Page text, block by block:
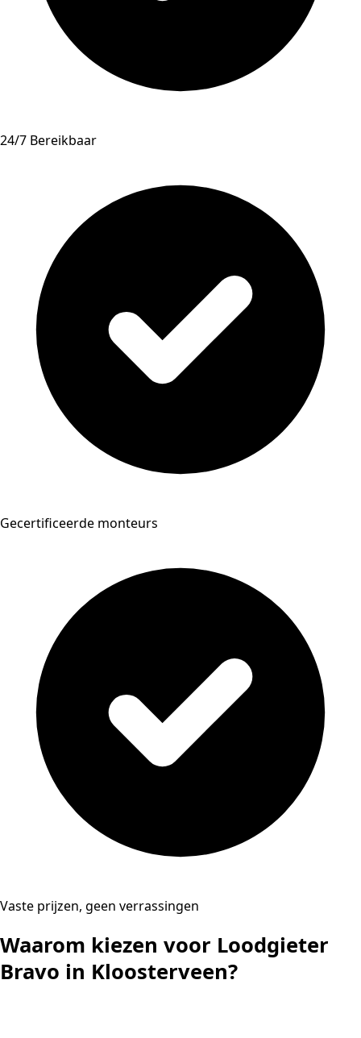
24/7 Bereikbaar
Gecertificeerde monteurs
Vaste prijzen, geen verrassingen
Waarom kiezen voor Loodgieter
Bravo in Kloosterveen?